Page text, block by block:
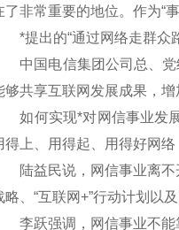
了非常重要的地位。作为“
提出的“通过网络走群众路
国电信集团公司总、党
够共享互联网发展成果，增
何实现*对网信事业发展
得上、用得起、用得好网
益民说，网信事业离不
略、“互联网+”行动计划以
跃强调，网信事业不能